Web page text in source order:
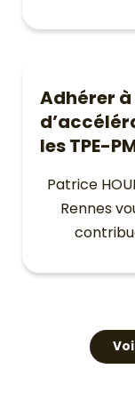
Adhérer à
les TPE-
Patrice
Rennes